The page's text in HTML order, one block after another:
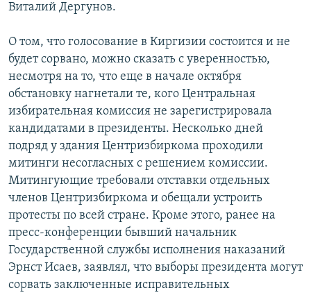
Виталий Дергунов.
О том, что голосование в Киргизии состоится и не
будет сорвано, можно сказать с уверенностью,
несмотря на то, что еще в начале октября
обстановку нагнетали те, кого Центральная
избирательная комиссия не зарегистрировала
кандидатами в президенты. Несколько дней
подряд у здания Центризбиркома проходили
митинги несогласных с решением комиссии.
Митингующие требовали отставки отдельных
членов Центризбиркома и обещали устроить
протесты по всей стране. Кроме этого, ранее на
пресс-конференции бывший начальник
Государственной службы исполнения наказаний
Эрнст Исаев, заявлял, что выборы президента могут
сорвать заключенные исправительных